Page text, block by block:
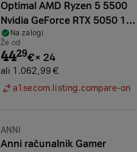
Optimal AMD Ryzen 5 5500
Nvidia GeForce RTX 5050 16
GBNa zalogi
Že od
4429€× 24
ali 1.062,99 €
a1secom.listing.compare-on
Znamka:
ANNI
Anni računalnik Gamer